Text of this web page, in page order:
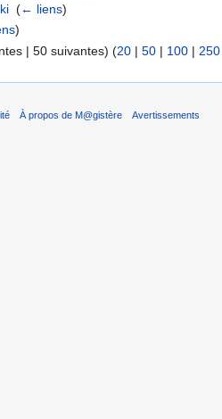
‎(← liens)
)
| 50 suivantes) (20 | 50 | 100 | 250
À propos de M@gistère Avertissements